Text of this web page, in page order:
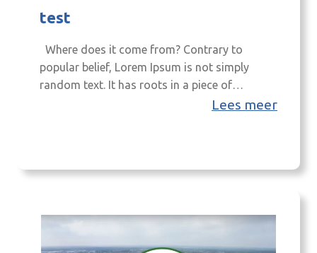
test
Where does it come from? Contrary to
popular belief, Lorem Ipsum is not simply
random text. It has roots in a piece of
classical Latin literature from 45 BC, making it
Latin words,…
Lees meer